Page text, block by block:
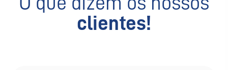
clientes!